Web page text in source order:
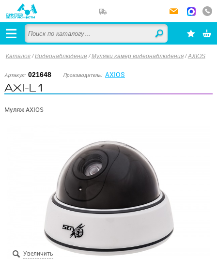
Каталог/Видеонаблюдение /Муляжи камер видеонаблюдения /AXIOS
Артикул: 021648 Производитель: AXIOS
AXI-L1
Муляж AXIOS